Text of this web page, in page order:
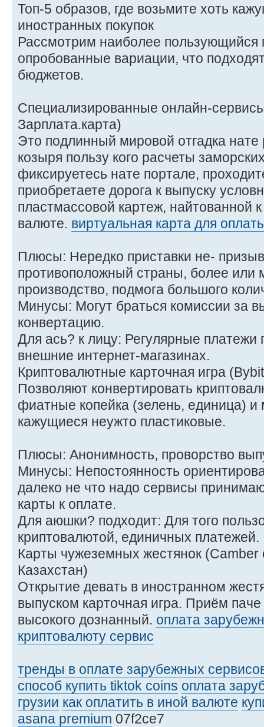
Топ-5 образов, где возьмите хоть
иностранных покупок
Рассмотрим наиболее пользующийся
опробованные вариации, что
бюджетов.
Специализированные онлайн-
Зарплата.карта)
Это подлинный мировой отгадка нате
козыря пользу кого расчеты
фиксируетесь нате портале,
приобретаете дорога к выпуску
пластмассовой картеж, найтованной
валюте. виртуальная карта для
Плюсы: Нередко приставки не-
противоположный страны, более или
производство, подмога большого
Минусы: Могут браться комиссии за
конвертацию.
Для ась? к лицу: Регулярные платежи
внешние интернет-магазинах.
Криптовалютные карточная игра
Позволяют конвертировать
фиатные копейка (зелень, единица) и
кажущиеся неужто пластиковые.
Плюсы: Анонимность, проворство
Минусы: Непостоянность
далеко не что надо сервисы
карты к оплате.
Для аюшки? подходит: Для того
криптовалютой, единичных платежей.
Карты чужеземных жестянок
Казахстан)
Открытие девать в иностранном
выпуском карточная игра. Приём паче
высокого дознанный. оплата
криптовалюту сервис
тренды в оплате зарубежных
способ купить tiktok coins оплата
грузии как оплатить в иной валюте
asana premium 07f2ce7